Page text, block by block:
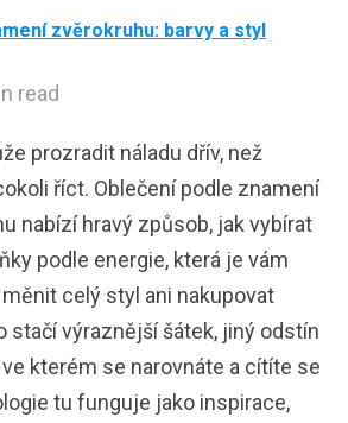
zvěrokruhu: barvy a styl
read
prozradit náladu dřív, než
říct. Oblečení podle znamení
nabízí hravý způsob, jak vybírat
podle energie, která je vám
celý styl ani nakupovat
stačí výraznější šátek, jiný odstín
kterém se narovnáte a cítíte se
tu funguje jako inspirace,